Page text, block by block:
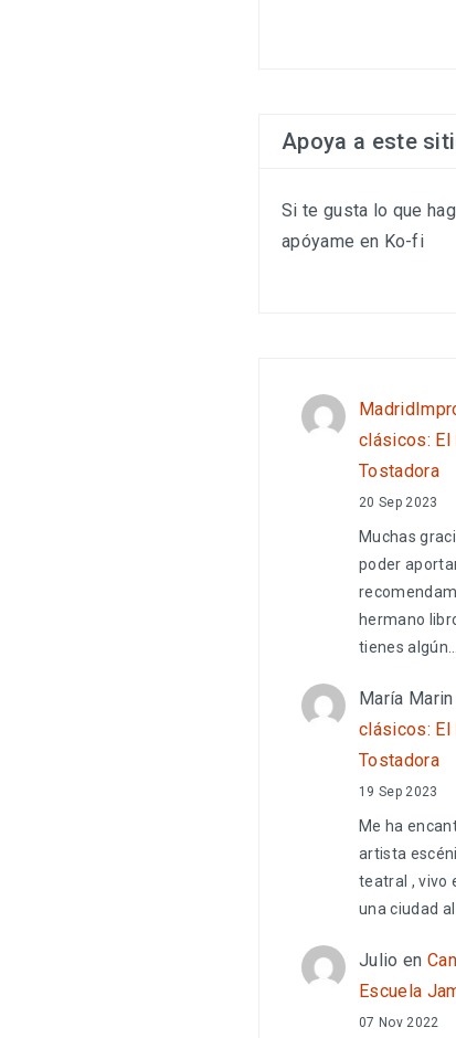
Apoya a este
Si te gusta lo que
apóyame en Ko-fi
clásicos: El
Tostadora
20 Sep 2023
Muchas
poder
hermano
tienes algún…
María Marin
clásicos: El
Tostadora
19 Sep 2023
Me ha
artista
teatral , vivo
una ciudad al
Julio en
Escuela
07 Nov 2022